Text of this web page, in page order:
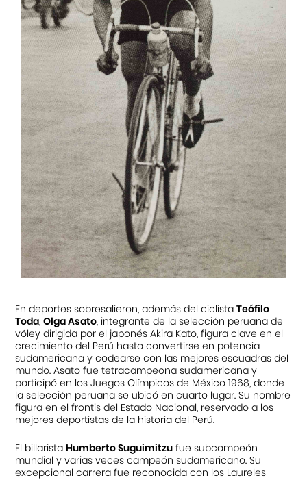
En deportes sobresalieron, además del ciclistaTeófilo
Toda,Olga Asato, integrante de la selección peruana de
vóley dirigida por el japonés Akira Kato, figura clave en el
crecimiento del Perú hasta convertirse en potencia
sudamericana y codearse con las mejores escuadras del
mundo. Asato fue tetracampeona sudamericana y
participó en los Juegos Olímpicos de México 1968, donde
la selección peruana se ubicó en cuarto lugar. Su nombre
figura en el frontis del Estado Nacional, reservado a los
mejores deportistas de la historia del Perú.
El billaristaHumberto Suguimitzu fue subcampeón
mundial y varias veces campeón sudamericano. Su
excepcional carrera fue reconocida con los Laureles